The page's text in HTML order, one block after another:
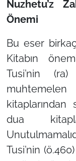
Nuzhetu’z
Önemi
Bu eser
Kitabın
Tusi’nin
muhtemelen
dua
Tusi’nin